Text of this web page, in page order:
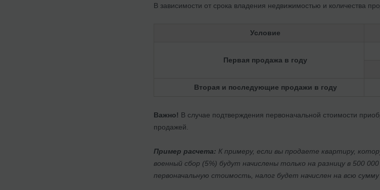
В зависимости от срока владения недвижимостью и количества
Условие
Первая продажа в году
Вторая и последующие продажи в году
Важно! В случае подтверждения первоначальной стоимости
продажей.
Пример расчета: К примеру, если вы продаете квартиру,
военный сбор (5%) будут начислены только на разницу в 500
первоначальную стоимость, налог будет начислен на всю сумму